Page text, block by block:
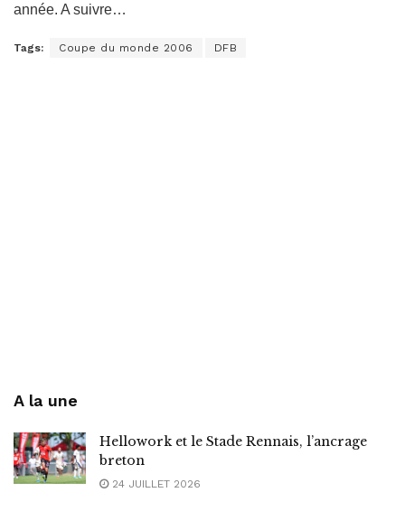
année. A suivre…
Tags: Coupe du monde 2006 DFB
A la une
Hellowork et le Stade Rennais, l’ancrage
breton
24 JUILLET 2026